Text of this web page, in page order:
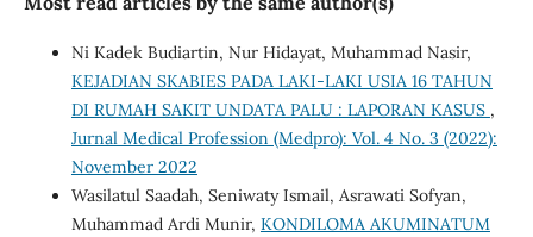
Ni Kadek Budiartin, Nur Hidayat, Muhammad Nasir,
KEJADIAN SKABIES PADA LAKI-LAKI USIA 16 TAHUN
DI RUMAH SAKIT UNDATA PALU : LAPORAN KASUS ,
Jurnal Medical Profession (Medpro): Vol. 4 No. 3 (2022):
November 2022
Wasilatul Saadah, Seniwaty Ismail, Asrawati Sofyan,
Muhammad Ardi Munir, KONDILOMA AKUMINATUM